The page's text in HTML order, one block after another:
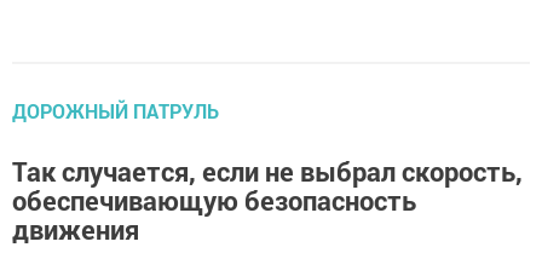
ДОРОЖНЫЙ ПАТРУЛЬ
Так случается, если не выбрал скорость,
обеспечивающую безопасность
движения